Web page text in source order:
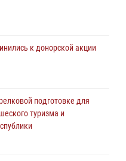
к донорской акции
подготовке для
туризма и